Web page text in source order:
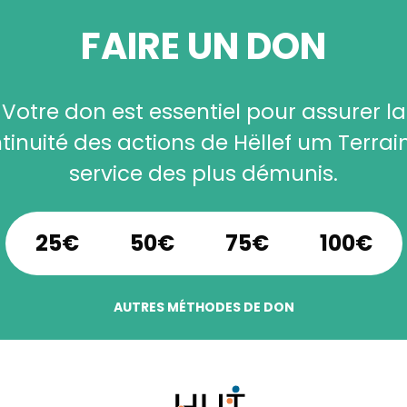
FAIRE UN DON
Votre don est essentiel pour assurer la
des actions de Hëllef um
service des plus démunis.
25€ 50€ 75€ 100€
AUTRES MÉTHODES DE DON